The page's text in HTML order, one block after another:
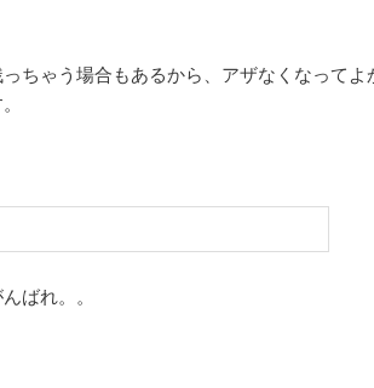
ちゃう場合もあるから、アザなくなってよ
ばれ。。